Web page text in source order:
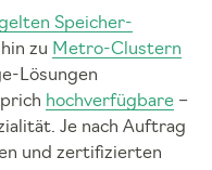
Speicher-
zu Metro-Clustern
Lösungen
hochverfügbare –
Je nach Auftrag
und zertifizierten